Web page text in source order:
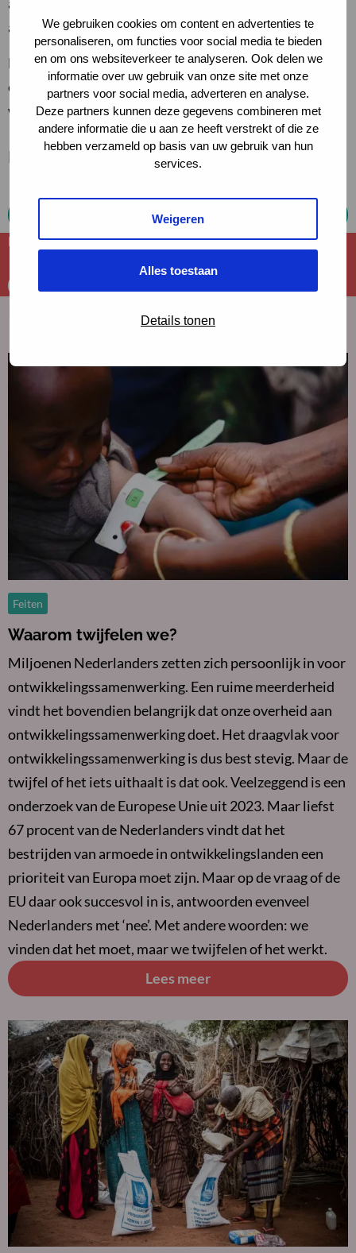
We gebruiken cookies om content en advertenties te
personaliseren, om functies voor social media te bieden
en om ons websiteverkeer te analyseren. Ook delen we
informatie over uw gebruik van onze site met onze
partners voor social media, adverteren en analyse.
Deze partners kunnen deze gegevens combineren met
andere informatie die u aan ze heeft verstrekt of die ze
hebben verzameld op basis van uw gebruik van hun
services.
Weigeren
Alles toestaan
Details tonen
actie te ondernemen!
Mooie, bijzondere en impactvolle verhalen van mensen
en organisaties die zich inzetten voor een mooiere
wereld.
Meer weten?
Klik hier!
Deel dit verhaal
Deel
Deel
Deel
Deel
Deel
Meest recente verhalen
Waarom twijfelen we?
Feiten
Miljoenen Nederlanders zetten zich persoonlijk in voor
ontwikkelingssamenwerking. Een ruime meerderheid
vindt het bovendien belangrijk dat onze overheid aan
ontwikkelingssamenwerking doet. Het draagvlak voor
ontwikkelingssamenwerking is dus best stevig. Maar de
twijfel of het iets uithaalt is dat ook. Veelzeggend is een
onderzoek van de Europese Unie uit 2023. Maar liefst
67 procent van de Nederlanders vindt dat het
bestrijden van armoede in ontwikkelingslanden een
prioriteit van Europa moet zijn. Maar op de vraag of de
EU daar ook succesvol in is, antwoorden evenveel
Nederlanders met ‘nee’. Met andere woorden: we
vinden dat het moet, maar we twijfelen of het werkt.
Lees meer
Lees
twijfelen
Lees
meer
over
Wat
blijft
aan
de
strijkstok
hangen?